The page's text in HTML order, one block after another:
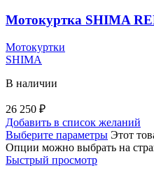
Мотокуртка SHIMA
Мотокуртки
SHIMA
В наличии
26 250 ₽
Добавить в список желаний
Выберите параметры Этот
Опции можно выбрать на
Быстрый просмотр